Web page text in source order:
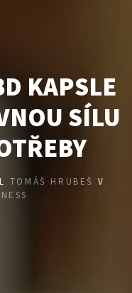
KAPSLE
SÍLU
TOMÁŠ HRUBEŠ V